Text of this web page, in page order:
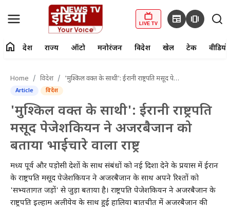
LIVE TV newspaper amp_stories
Home
देश
राज्य
ऑटो
मनोरंजन
home देश राज्य ऑटो मनोरंजन विदेश खेल टेक वीडियो
Home विदेश 'मुश्किल वक्त के साथी': ईरानी राष्ट्रपति मसूद पेजेशकियन ने अजरबैजान को बताया भाईचारे वाला राष्ट्र
Article विदेश
'मुश्किल वक्त के साथी': ईरानी राष्ट्रपति
मसूद पेजेशकियन ने अजरबैजान को
बताया भाईचारे वाला राष्ट्र
मध्य पूर्व और पड़ोसी देशों के साथ संबंधों को नई दिशा देने के प्रयास में ईरान
के राष्ट्रपति मसूद पेजेशकियन ने अजरबैजान के साथ अपने रिश्तों को
'सभ्यतागत जड़ों' से जुड़ा बताया है। राष्ट्रपति पेजेशकियन ने अजरबैजान के
राष्ट्रपति इल्हाम अलीयेव के साथ हुई हालिया बातचीत में अजरबैजान की